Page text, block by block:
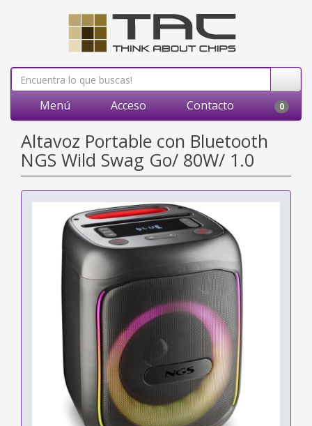
Menú Acceso Contacto 0
Altavoz Portable con Bluetooth
NGS Wild Swag Go/ 80W/ 1.0